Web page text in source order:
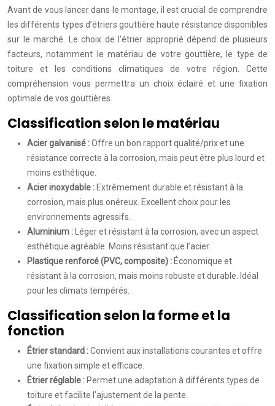
Avant de vous lancer dans le montage, il est crucial de comprendre
les différents types d’étriers gouttière haute résistance disponibles
sur le marché. Le choix de l’étrier approprié dépend de plusieurs
facteurs, notamment le matériau de votre gouttière, le type de
toiture et les conditions climatiques de votre région. Cette
compréhension vous permettra un choix éclairé et une fixation
optimale de vos gouttières.
Classification selon le matériau
Acier galvanisé :Offre un bon rapport qualité/prix et une
résistance correcte à la corrosion, mais peut être plus lourd et
moins esthétique.
Acier inoxydable : Extrêmement durable et résistant à la
corrosion, mais plus onéreux. Excellent choix pour les
environnements agressifs.
Aluminium :
Léger et résistant à la corrosion, avec un aspect
esthétique agréable. Moins résistant que l’acier.
Plastique renforcé (PVC, composite) : Économique et
résistant à la corrosion, mais moins robuste et durable. Idéal
pour les climats tempérés.
Classification selon la forme et la
fonction
Étrier standard :Convient aux installations courantes et offre
une fixation simple et efficace.
Étrier réglable : Permet une adaptation à différents types de
toiture et facilite l’ajustement de la pente.